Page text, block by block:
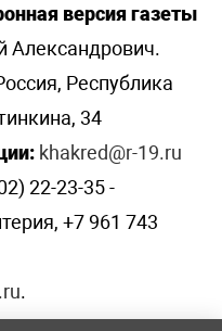
версия газеты
Александрович.
Республика
34
khakred@r-19.ru
22-23-35 -
+7 961 743
.